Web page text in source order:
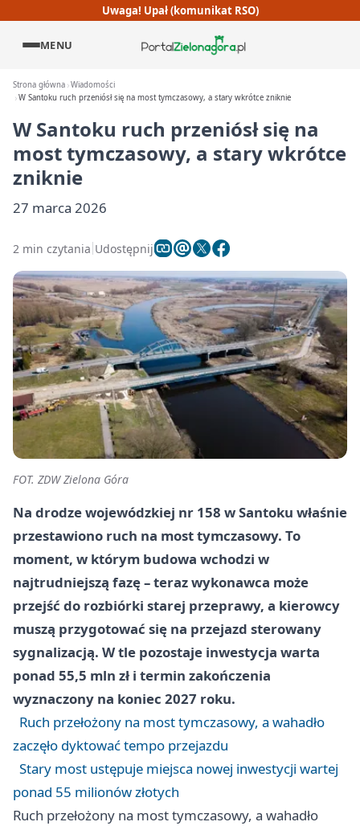
Uwaga! Upał (komunikat RSO)
MENU
Strona główna Wiadomości
W Santoku ruch przeniósł się na most tymczasowy, a stary wkrótce zniknie
W Santoku ruch przeniósł się na
most tymczasowy, a stary wkrótce
zniknie
27 marca 2026
2 min czytania Udostępnij
FOT. ZDW Zielona Góra
Na drodze wojewódzkiej nr 158 w Santoku właśnie
przestawiono ruch na most tymczasowy. To
moment, w którym budowa wchodzi w
najtrudniejszą fazę – teraz wykonawca może
przejść do rozbiórki starej przeprawy, a kierowcy
muszą przygotować się na przejazd sterowany
sygnalizacją. W tle pozostaje inwestycja warta
ponad 55,5 mln zł i termin zakończenia
wyznaczony na koniec 2027 roku.
Ruch przełożony na most tymczasowy, a wahadło
zaczęło dyktować tempo przejazdu
Stary most ustępuje miejsca nowej inwestycji wartej
ponad 55 milionów złotych
Ruch przełożony na most tymczasowy, a wahadło